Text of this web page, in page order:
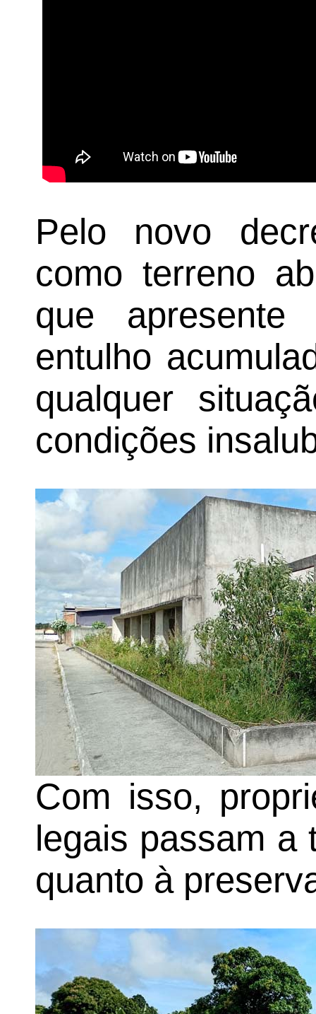
Pelo novo
como terreno
que apresente
entulho
qualquer
condições
Com isso,
legais passam a
quanto à